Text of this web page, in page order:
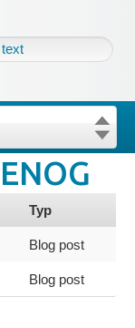
Login
Typ
Blog post
Blog post